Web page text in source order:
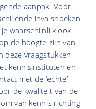
aanpak. Voor
invalshoeken
waarschijnlijk ook
de hoogte zijn van
deze vraagstukken
kennisinstituten en
met de ‘echte’
de kwaliteit van de
van kennis richting